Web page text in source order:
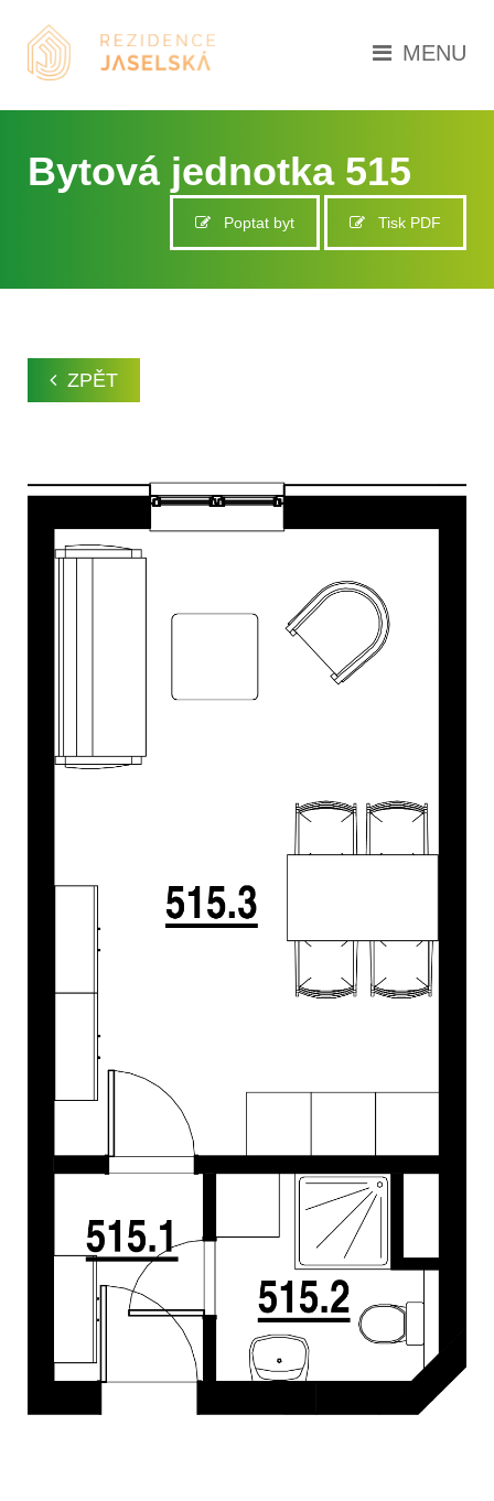
MENU
Bytová jednotka 515
Poptat byt Tisk PDF
ZPĚT